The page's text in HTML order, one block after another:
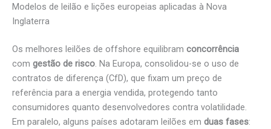
Modelos de leilão e lições europeias aplicadas à Nova
Inglaterra
Os melhores leilões de offshore equilibram concorrência
com gestão de risco . Na Europa, consolidou-se o uso de
contratos de diferença (CfD), que fixam um preço de
referência para a energia vendida, protegendo tanto
consumidores quanto desenvolvedores contra volatilidade.
Em paralelo, alguns países adotaram leilões em duas fases: